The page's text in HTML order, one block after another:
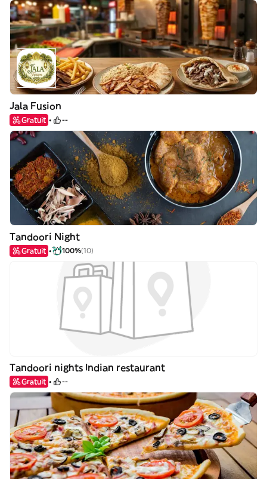
Jala Fusion
Gratuit --
Tandoori Night
Gratuit 100%(10)
Tandoori nights Indian restaurant
Gratuit --